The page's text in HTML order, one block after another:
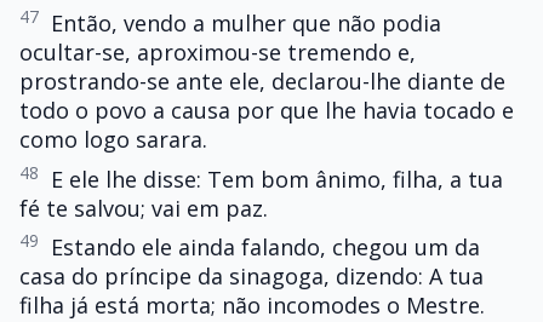
47
Então, vendo a mulher que não podia
ocultar-se, aproximou-se tremendo e,
prostrando-se ante ele, declarou-lhe diante de
todo o povo a causa por que lhe havia tocado e
como logo sarara.
48
E ele lhe disse: Tem bom ânimo, filha, a tua
fé te salvou; vai em paz.
49
Estando ele ainda falando, chegou um da
casa do príncipe da sinagoga, dizendo: A tua
filha já está morta; não incomodes o Mestre.